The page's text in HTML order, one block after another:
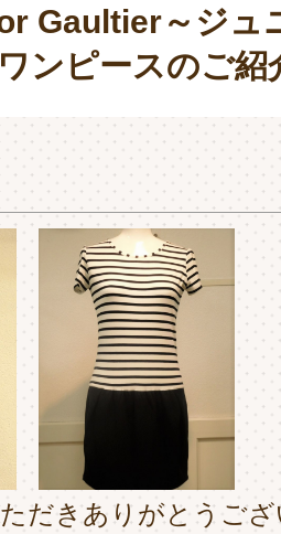
Gaultier～ジ
ンピースのご紹
だきありがとうご